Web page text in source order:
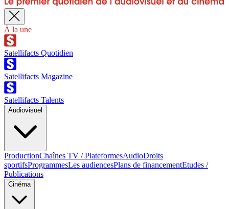
À la une
Satellifacts Quotidien
Satellifacts Magazine
Satellifacts Talents
Audiovisuel
ProductionChaînes TV / PlateformesAudioDroits
sportifsProgrammesLes audiencesPlans de financementEtudes /
Publications
Cinéma